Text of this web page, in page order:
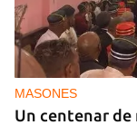
MASONES
Un centenar